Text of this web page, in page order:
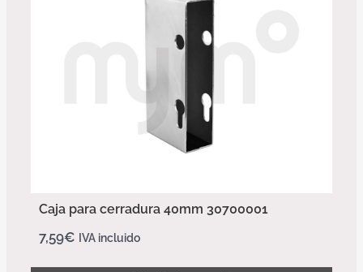
Caja para cerradura 40mm 30700001
7,59€ IVA incluido